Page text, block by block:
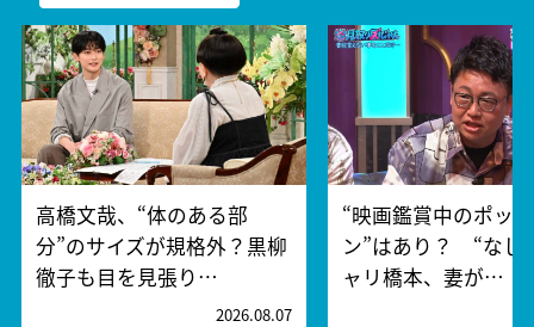
高橋文哉、“体のある部
分”のサイズが規格外？黒柳
徹子も目を見張り…
2026.08.07
“映画鑑賞中のポッ
ン”はあり？ “なし
ャリ橋本、妻が…